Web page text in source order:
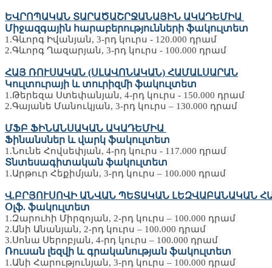
ԵՎՐՈՊԱԿԱՆ ՏԱՐԱԾԱՇՐՋԱՆԱՅԻՆ ԱԿԱԴԵՄԻԱ
Միջազգային հարաբերությունների ֆակուլտետ
1.Գևորգ Իվանյան, 3-րդ կուրս - 120.000 դրամ
2.Գևորգ Ղազարյան, 3-րդ կուրս - 100.000 դրամ
ՀԱՅ ՌՈՒՍԱԿԱՆ (ՍԼԱՎՈՆԱԿԱՆ) ՀԱՄԱԼՍԱՐԱՆ
Կուլտուրայի և տուրիզմի ֆակուլտետ
1.Թերեզա Ստեփանյան, 4-րդ կուրս - 150.000 դրամ
2.Գայանե Մանուկյան, 3-րդ կուրս – 130.000 դրամ
ՄՖԲ ՖԻՆԱՆՍԱԿԱՆ ԱԿԱԴԵՄԻԱ
Ֆինանսներ և վարկ ֆակուլտետ
1.Նունե Հովսեփյան, 4-րդ կուրս - 117.000 դրամ
Տնտեսագիտական ֆակուլտետ
1.Արթուր Հեքիմյան, 3-րդ կուրս – 100.000 դրամ
Վ.ԲՐՅՈՒՍՈՎԻ ԱՆՎԱՆ ՊԵՏԱԿԱՆ ԼԵԶՎԱԲԱՆԱԿԱՆ
Օլֆ. ֆակուլտետ
1.Զարուհի Միրզոյան, 2-րդ կուրս – 100.000 դրամ
2.Անի Անանյան, 2-րդ կուրս – 100.000 դրամ
3.Սոնա Սերոբյան, 4-րդ կուրս – 100.000 դրամ
Ռուսան լեզվի և գրականության ֆակուլտետ
1.Անի Հարությունյան, 3-րդ կուրս – 100.000 դրամ